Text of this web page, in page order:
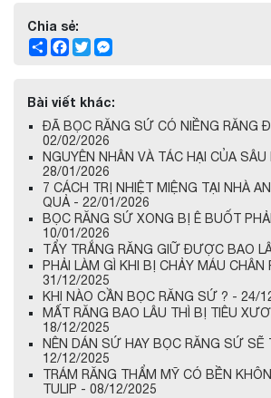
Chia sẻ:
ShareFacebook
Twitter
Bài viết khác:
ĐÃ BỌC RĂNG SỨ CÓ NIỀNG RĂNG
02/02/2026
NGUYÊN NHÂN VÀ TÁC HẠI CỦA SÂU
28/01/2026
7 CÁCH TRỊ NHIỆT MIỆNG TẠI NHÀ
QUẢ - 22/01/2026
BỌC RĂNG SỨ XONG BỊ Ê BUỐT
10/01/2026
TẨY TRẮNG RĂNG GIỮ ĐƯỢC BAO
PHẢI LÀM GÌ KHI BỊ CHẢY MÁU CHÂN
31/12/2025
KHI NÀO CẦN BỌC RĂNG SỨ ? - 24/
MẤT RĂNG BAO LÂU THÌ BỊ TIÊU
18/12/2025
NÊN DÁN SỨ HAY BỌC RĂNG SỨ SẼ
12/12/2025
TRÁM RĂNG THẨM MỸ CÓ BỀN
TULIP - 08/12/2025